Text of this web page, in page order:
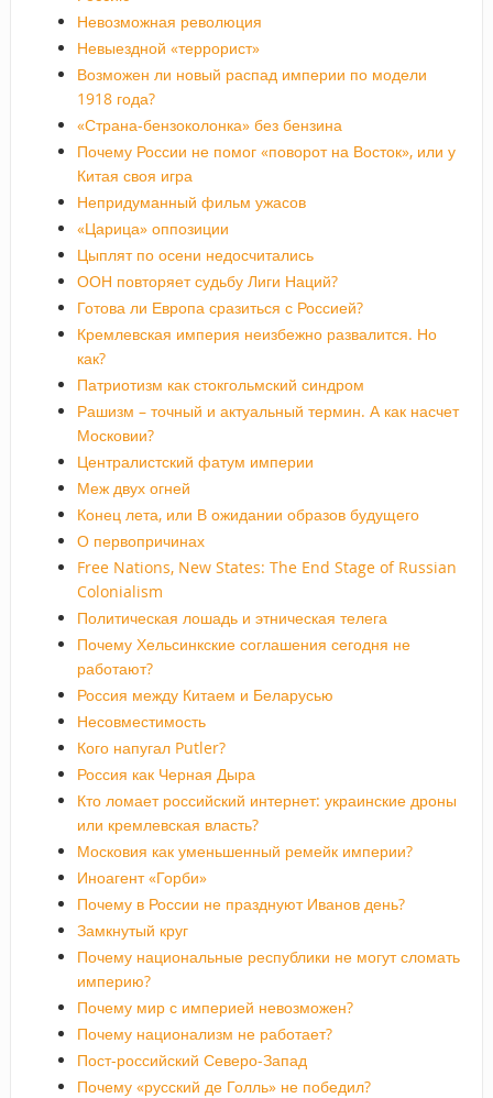
Невозможная революция
Невыездной «террорист»
Возможен ли новый распад империи по модели
1918 года?
«Страна-бензоколонка» без бензина
Почему России не помог «поворот на Восток», или у
Китая своя игра
Непридуманный фильм ужасов
«Царица» оппозиции
Цыплят по осени недосчитались
ООН повторяет судьбу Лиги Наций?
Готова ли Европа сразиться с Россией?
Кремлевская империя неизбежно развалится. Но
как?
Патриотизм как стокгольмский синдром
Рашизм – точный и актуальный термин. А как насчет
Московии?
Централистский фатум империи
Меж двух огней
Конец лета, или В ожидании образов будущего
О первопричинах
Free Nations, New States: The End Stage of Russian
Colonialism
Политическая лошадь и этническая телега
Почему Хельсинкские соглашения сегодня не
работают?
Россия между Китаем и Беларусью
Несовместимость
Кого напугал Putler?
Россия как Черная Дыра
Кто ломает российский интернет: украинские дроны
или кремлевская власть?
Московия как уменьшенный ремейк империи?
Иноагент «Горби»
Почему в России не празднуют Иванов день?
Замкнутый круг
Почему национальные республики не могут сломать
империю?
Почему мир с империей невозможен?
Почему национализм не работает?
Пост-российский Северо-Запад
Почему «русский де Голль» не победил?